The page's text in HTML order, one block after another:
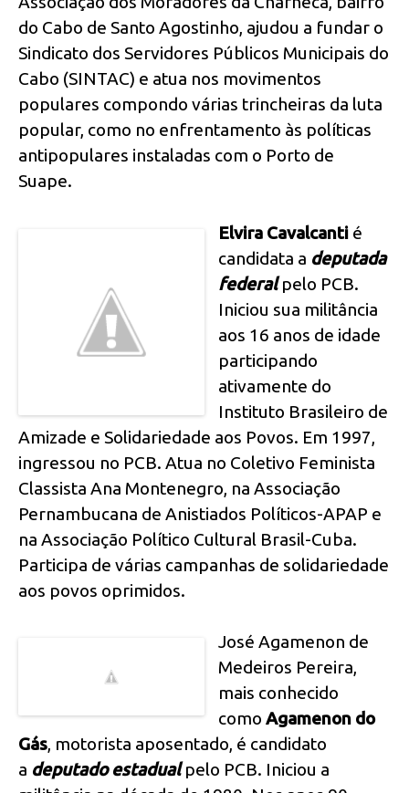
do Cabo de Santo Agostinho, ajudou a fundar o
Sindicato dos Servidores Públicos Municipais do
Cabo (SINTAC) e atua nos movimentos
populares compondo várias trincheiras da luta
popular, como no enfrentamento às políticas
antipopulares instaladas com o Porto de
Suape.
Elvira Cavalcanti é
candidata a deputada
federal pelo PCB.
Iniciou sua militância
aos 16 anos de idade
participando
ativamente do
Instituto Brasileiro de
Amizade e Solidariedade aos Povos. Em 1997,
ingressou no PCB. Atua no Coletivo Feminista
Classista Ana Montenegro, na Associação
Pernambucana de Anistiados Políticos-APAP e
na Associação Político Cultural Brasil-Cuba.
Participa de várias campanhas de solidariedade
aos povos oprimidos.
José Agamenon de
Medeiros Pereira,
mais conhecido
como Agamenon do
Gás, motorista aposentado, é candidato
a deputado estadualpelo PCB. Iniciou a